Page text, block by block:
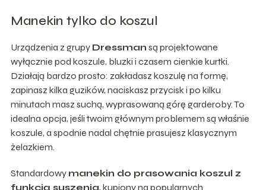
Manekin tylko do koszul
Urządzenia z grupy Dressman są projektowane
wyłącznie pod koszule, bluzki i czasem cienkie kurtki.
Działają bardzo prosto: zakładasz koszulę na formę,
zapinasz kilka guzików, naciskasz przycisk i po kilku
minutach masz suchą, wyprasowaną górę garderoby. To
idealna opcja, jeśli twoim głównym problemem są właśnie
koszule, a spodnie nadal chętnie prasujesz klasycznym
żelazkiem.
Standardowy manekin do prasowania koszul z
funkcją suszenia, kupiony na popularnych